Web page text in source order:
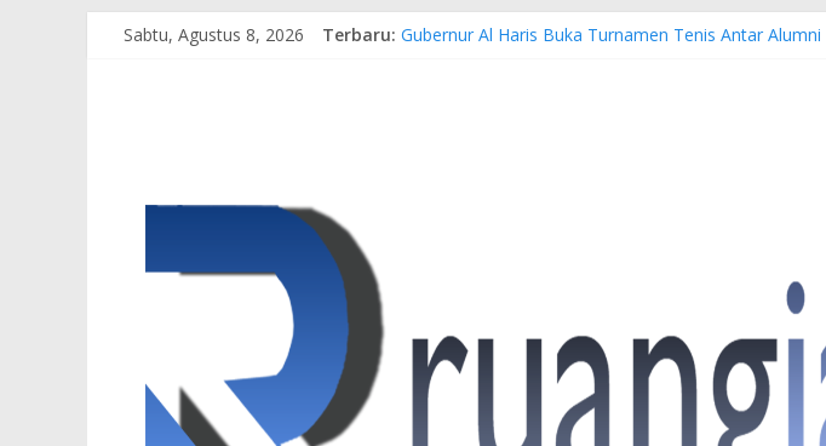
Sabtu, Agustus 8, 2026 Terbaru: Gubernur Al Haris Buka Turnamen Tenis Antar